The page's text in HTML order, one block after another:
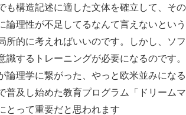
構造記述に適した文体を確立して、そ
論理性が不足してるなんて言えないとい
所的に考えればいいのです。しかし、ソ
識するトレーニングが必要になるのです
論理学に繋がった、やっと欧米並みにな
普及し始めた教育プログラム「ドリーム
とって重要だと思われます